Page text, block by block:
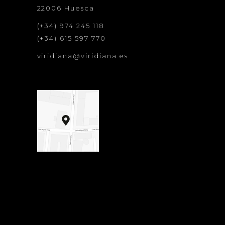
22006 Huesca
(+34) 974 245 118
(+34) 615 597 770
viridiana@viridiana.es